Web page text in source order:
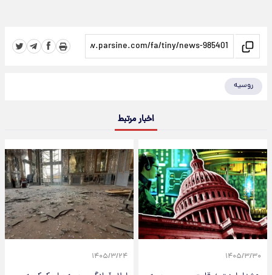
روسیه
اخبار مرتبط
۱۴۰۵/۳/۳۰ ۱۴۰۵/۳/۲۴